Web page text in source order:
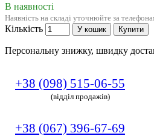
В наявності
Наявність на складі уточнюйте за
Кількість У кошик Купити
Персональну знижку, швидку
+38 (098) 515-06-55
(відділ продажів)
+38 (067) 396-67-69